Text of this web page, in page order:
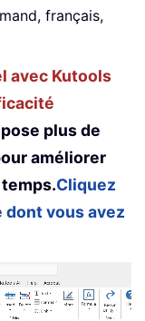
français,
avec Kutools
plus de
améliorer
Cliquez
vous avez